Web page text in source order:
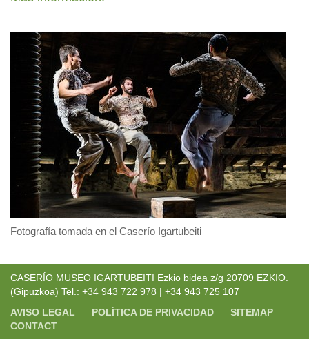
Fotografía tomada en el Caserío Igartubeiti
CASERÍO MUSEO IGARTUBEITI Ezkio bidea z/g 20709 EZKIO.
(Gipuzkoa) Tel.: +34 943 722 978 | +34 943 725 107
AVISO LEGAL
POLÍTICA DE PRIVACIDAD
SITEMAP
CONTACT